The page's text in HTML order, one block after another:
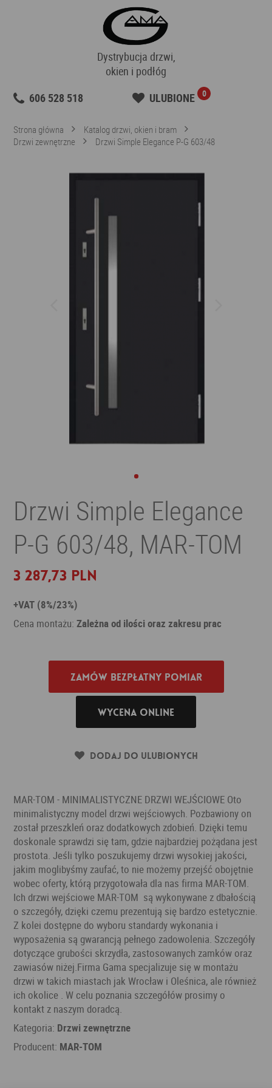
Dystrybucja drzwi,
okien i podłóg
606 528 518
ULUBIONE 0
Strona główna
Katalog drzwi, okien i bram
Drzwi zewnętrzne
Drzwi Simple Elegance P-G 603/48
Drzwi Simple Elegance
P-G 603/48, MAR-TOM
3 287,73 PLN
+VAT (8%/23%)
Cena montażu:Zależna od ilości oraz zakresu prac
Zamów bezpłatny pomiar
Wycena online
Dodaj do ulubionych
MAR-TOM - MINIMALISTYCZNE DRZWI WEJŚCIOWE Oto
minimalistyczny model drzwi wejściowych. Pozbawiony on
został przeszkleń oraz dodatkowych zdobień. Dzięki temu
doskonale sprawdzi się tam, gdzie najbardziej pożądana jest
prostota. Jeśli tylko poszukujemy drzwi wysokiej jakości,
jakim moglibyśmy zaufać, to nie możemy przejść obojętnie
wobec oferty, którą przygotowała dla nas firma MAR-TOM.
Ich drzwi wejściowe MAR-TOM są wykonywane z dbałością
o szczegóły, dzięki czemu prezentują się bardzo estetycznie.
Z kolei dostępne do wyboru standardy wykonania i
wyposażenia są gwarancją pełnego zadowolenia. Szczegóły
dotyczące grubości skrzydła, zastosowanych zamków oraz
zawiasów niżej.Firma Gama specjalizuje się w montażu
drzwi w takich miastach jak Wrocław i Oleśnica, ale również
ich okolice . W celu poznania szczegółów prosimy o
kontakt z naszym doradcą.
Kategoria: Drzwi zewnętrzne
Producent: MAR-TOM